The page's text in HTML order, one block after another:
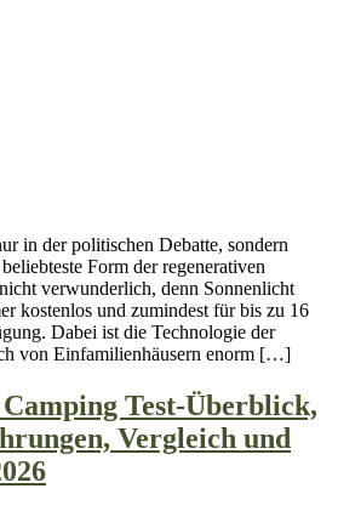
in der politischen Debatte, sondern
Form der regenerativen
verwunderlich, denn Sonnenlicht
kostenlos und zumindest für bis zu 16
Dabei ist die Technologie der
von Einfamilienhäusern enorm […]
Test-Überblick,
Vergleich und